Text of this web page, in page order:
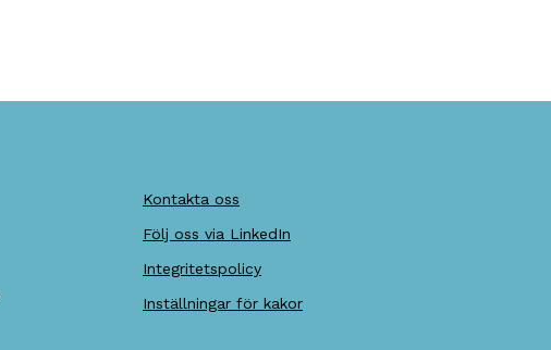
Kontakta oss
Följ oss via LinkedIn
Integritetspolicy
Inställningar för kakor